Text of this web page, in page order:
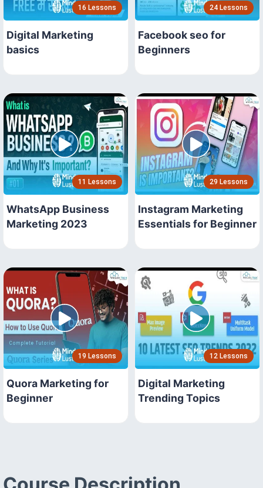
16 Lessons
Digital Marketing
basics
24 Lessons
Facebook seo for
Beginners
11 Lessons
WhatsApp Business
Marketing 2023
29 Lessons
Instagram Marketing
Essentials for Beginner
19 Lessons
Quora Marketing for
Beginner
12 Lessons
Digital Marketing
Trending Topics